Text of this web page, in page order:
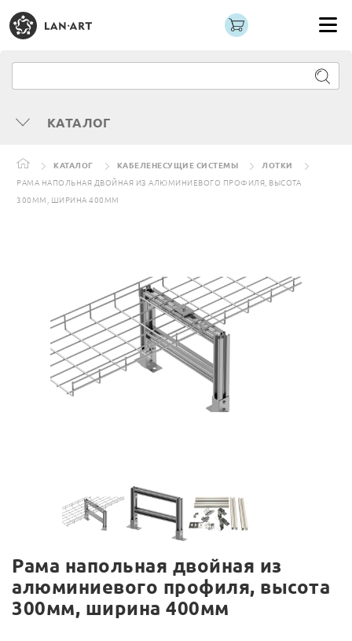
КАТАЛОГ
КАТАЛОГ КАБЕЛЕНЕСУЩИЕ СИСТЕМЫ
ЛОТКИ
РАМА НАПОЛЬНАЯ ДВОЙНАЯ ИЗ АЛЮМИНИЕВОГО ПРОФИЛЯ, ВЫСОТА
300ММ, ШИРИНА 400ММ
Рама напольная двойная из
алюминиевого профиля, высота
300мм, ширина 400мм